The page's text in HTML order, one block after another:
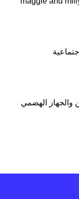
والجهاز الهضمي